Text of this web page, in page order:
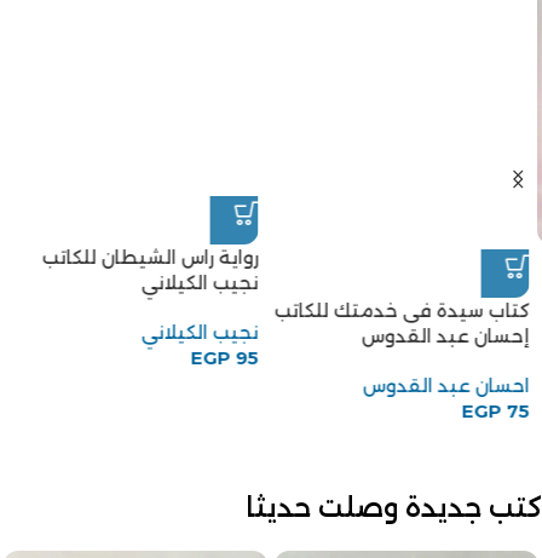
كتاب سيدة فى خدمتك للكاتب
إحسان عبد القدوس
احسان عبد القدوس
EGP75
رواية راس الشيطان للكاتب
نجيب الكيلاني
نجيب الكيلاني
EGP95
كتب جديدة وصلت حديثا